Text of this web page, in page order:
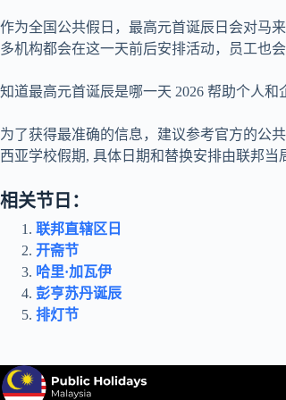
作为全国公共假日，最高元首诞辰日会对马
多机构都会在这一天前后安排活动，员工也
知道最高元首诞辰是哪一天 2026 帮助个人和
为了获得最准确的信息，建议参考官方的公
西亚学校假期, 具体日期和替换安排由联邦当
相关节日：
联邦直辖区日
开斋节
哈里·加瓦伊
彭亨苏丹诞辰
排灯节